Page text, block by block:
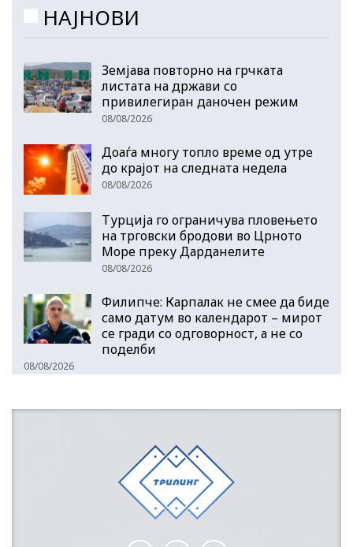
НАЈНОВИ
Земјава повторно на грчката
листата на држави со
привилегиран даночен режим
08/08/2026
Доаѓа многу топло време од утре
до крајот на следната недела
08/08/2026
Турција го ограничува пловењето
на трговски бродови во Црното
Море преку Дарданелите
08/08/2026
Филипче: Карпалак не смее да биде
само датум во календарот – мирот
се гради со одговорност, а не со
поделби
08/08/2026